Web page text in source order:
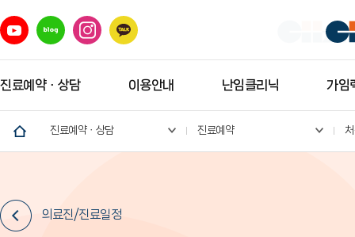
진료예약ㆍ상담 이용안내 난임클리닉 가임
진료예약ㆍ상담 진료예약
의료진/진료일정